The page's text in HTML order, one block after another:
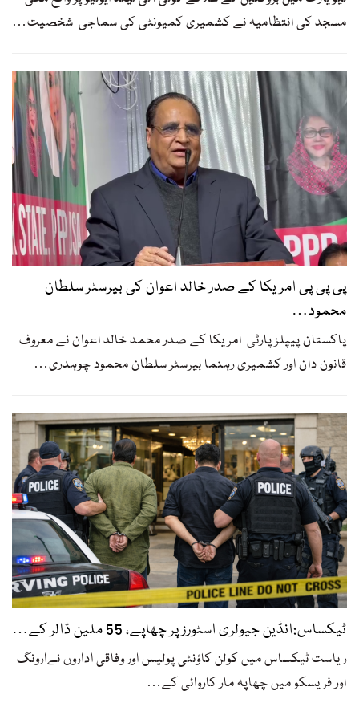
مسجد کی انتظامیہ نے کشمیری کمیونٹی کی سماجی شخصیت…
پی پی پی امریکا کے صدر خالد اعوان کی بیرسٹر سلطان
محمود…
پاکستان پیپلز پارٹی امریکا کے صدر محمد خالد اعوان نے معروف
قانون دان اور کشمیری رہنما بیرسٹر سلطان محمود چوہدری…
ٹیکساس:انڈین جیولری اسٹورز پر چھاپے، 55 ملین ڈالر کے…
ریاست ٹیکساس میں کولن کاؤنٹی پولیس اور وفاقی اداروں نےارونگ
اور فریسکو میں چھاپہ مار کاروائی کے…